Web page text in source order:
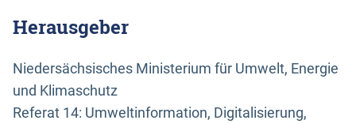
Herausgeber
Niedersächsisches Ministerium für Umwelt, Energie
und Klimaschutz
Referat 14: Umweltinformation, Digitalisierung,